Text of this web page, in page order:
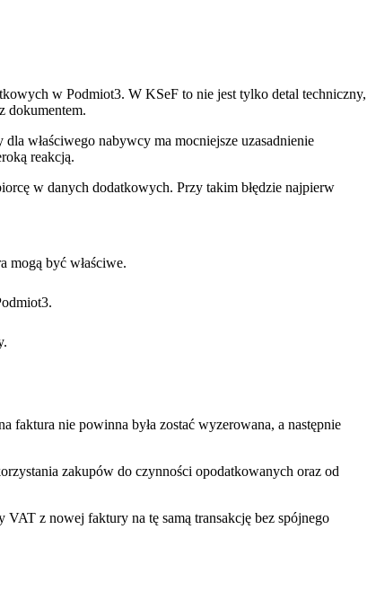
w Podmiot3. W KSeF to nie jest tylko detal techniczny,
dokumentem.
właściwego nabywcy ma mocniejsze uzasadnienie
reakcją.
w danych dodatkowych. Przy takim błędzie najpierw
mogą być właściwe.
faktura nie powinna była zostać wyzerowana, a następnie
zakupów do czynności opodatkowanych oraz od
z nowej faktury na tę samą transakcję bez spójnego